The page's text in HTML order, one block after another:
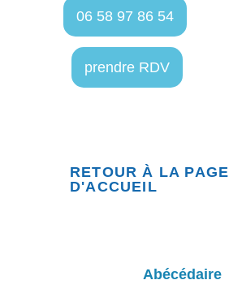
06 58 97 86 54
prendre RDV
RETOUR À LA PAGE
D'ACCUEIL
Abécédaire